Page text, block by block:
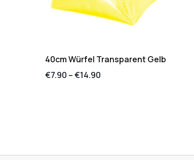
40cm Würfel Transparent Gelb
€7.90 –€14.90